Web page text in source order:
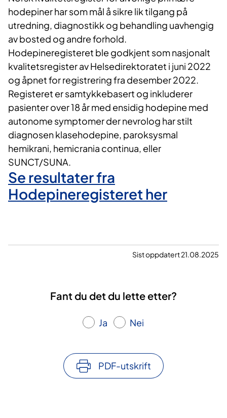
hodepiner har som mål å sikre lik tilgang på
utredning, diagnostikk og behandling uavhengig
av bosted og andre forhold.
Hodepineregisteret ble godkjent som nasjonalt
kvalitetsregister av Helsedirektoratet i juni 2022
og åpnet for registrering fra desember 2022.
Registeret er samtykkebasert og inkluderer
pasienter over 18 år med ensidig hodepine med
autonome symptomer der nevrolog har stilt
diagnosen klasehodepine, paroksysmal
hemikrani, hemicrania continua, eller
SUNCT/SUNA.
Se resultater fra
Hodepineregisteret her
Sist oppdatert 21.08.2025
Fant du det du lette etter?
Ja Nei
PDF-utskrift